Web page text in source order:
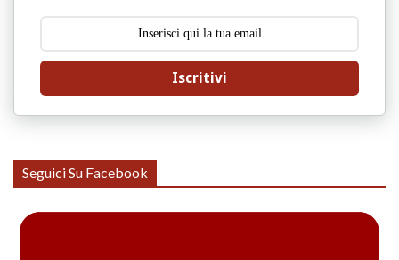
Iscritivi
Seguici Su Facebook